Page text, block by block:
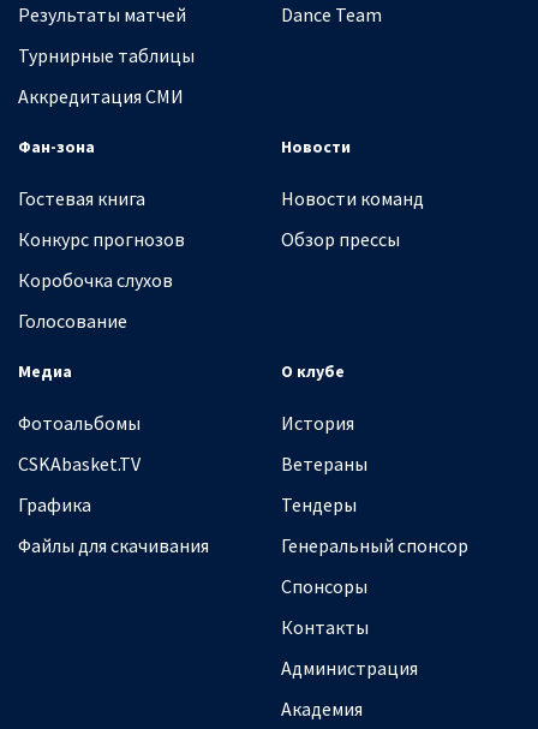
Результаты матчей
Турнирные таблицы
Аккредитация СМИ
Dance Team
Фан-зона
Гостевая книга
Конкурс прогнозов
Коробочка слухов
Голосование
Новости
Новости команд
Обзор прессы
Медиа
Фотоальбомы
CSKAbasket.TV
Графика
Файлы для скачивания
О клубе
История
Ветераны
Тендеры
Генеральный спонсор
Спонсоры
Контакты
Администрация
Академия